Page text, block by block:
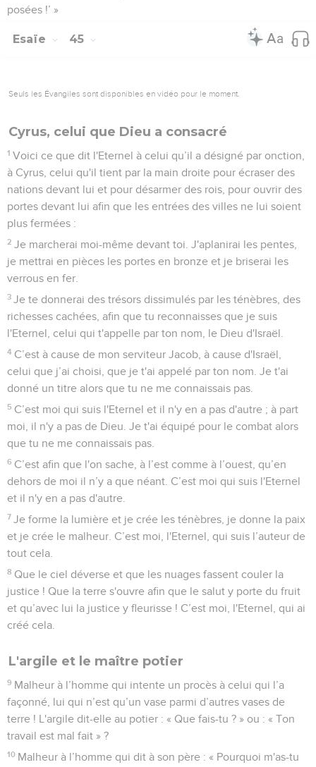
posées !’ »
Esaïe 45
Seuls les Évangiles sont disponibles en vidéo pour le moment.
Cyrus, celui que Dieu a consacré
1 Voici ce que dit l'Eternel à celui qu’il a désigné par onction,
à Cyrus, celui qu'il tient par la main droite pour écraser des
nations devant lui et pour désarmer des rois, pour ouvrir des
portes devant lui afin que les entrées des villes ne lui soient
plus fermées :
2 Je marcherai moi-même devant toi. J'aplanirai les pentes,
je mettrai en pièces les portes en bronze et je briserai les
verrous en fer.
3 Je te donnerai des trésors dissimulés par les ténèbres, des
richesses cachées, afin que tu reconnaisses que je suis
l'Eternel, celui qui t'appelle par ton nom, le Dieu d'Israël.
4 C’est à cause de mon serviteur Jacob, à cause d'Israël,
celui que j’ai choisi, que je t'ai appelé par ton nom. Je t'ai
donné un titre alors que tu ne me connaissais pas.
5 C’est moi qui suis l'Eternel et il n'y en a pas d'autre ; à part
moi, il n'y a pas de Dieu. Je t'ai équipé pour le combat alors
que tu ne me connaissais pas.
6 C’est afin que l'on sache, à l’est comme à l’ouest, qu’en
dehors de moi il n’y a que néant. C’est moi qui suis l'Eternel
et il n'y en a pas d'autre.
7 Je forme la lumière et je crée les ténèbres, je donne la paix
et je crée le malheur. C’est moi, l'Eternel, qui suis l’auteur de
tout cela.
8 Que le ciel déverse et que les nuages fassent couler la
justice ! Que la terre s'ouvre afin que le salut y porte du fruit
et qu’avec lui la justice y fleurisse ! C’est moi, l'Eternel, qui ai
créé cela.
L'argile et le maître potier
9 Malheur à l’homme qui intente un procès à celui qui l’a
façonné, lui qui n’est qu’un vase parmi d’autres vases de
terre ! L'argile dit-elle au potier : « Que fais-tu ? » ou : « Ton
travail est mal fait » ?
10 Malheur à l’homme qui dit à son père : « Pourquoi m'as-tu